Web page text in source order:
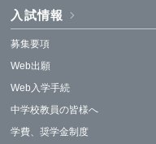
入試情報
募集要項
Web出願
Web入学手続
中学校教員の皆様へ
学費、奨学金制度